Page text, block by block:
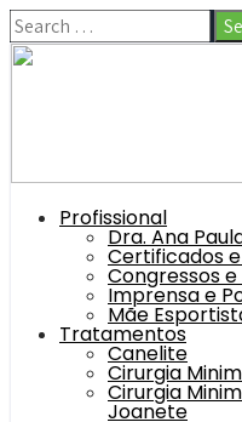
Profissional
Dra. Ana
Certificados
Congressos
Imprensa e
Mãe
Tratamentos
Canelite
Cirurgia
Cirurgia
Joanete